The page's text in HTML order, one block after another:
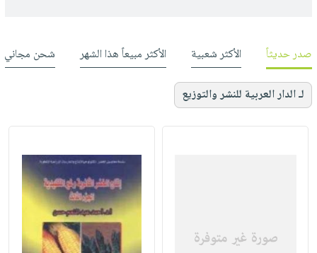
صدر حديثاً الأكثر شعبية الأكثر مبيعاً هذا الشهر شحن مجاني
لـ الدار العربية للنشر والتوزيع